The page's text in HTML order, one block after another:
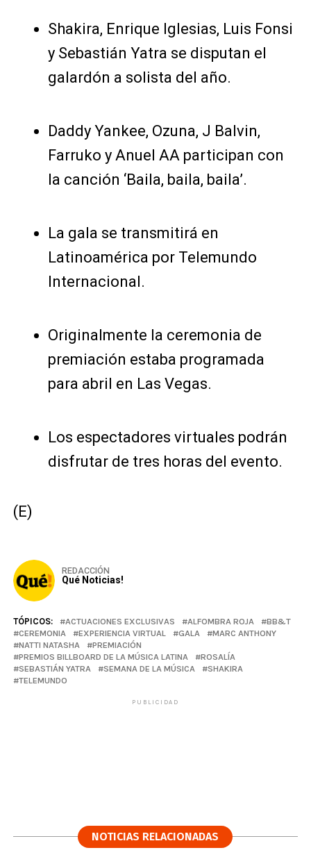
Shakira, Enrique Iglesias, Luis Fonsi
y Sebastián Yatra se disputan el
galardón a solista del año.
Daddy Yankee, Ozuna, J Balvin,
Farruko y Anuel AA participan con
la canción ‘Baila, baila, baila’.
La gala se transmitirá en
Latinoamérica por Telemundo
Internacional.
Originalmente la ceremonia de
premiación estaba programada
para abril en Las Vegas.
Los espectadores virtuales podrán
disfrutar de tres horas del evento.
(E)
REDACCIÓN
Qué Noticias!
TÓPICOS: ACTUACIONES EXCLUSIVAS ALFOMBRA ROJA
BB&T
CEREMONIA
EXPERIENCIA VIRTUAL GALA
MARC ANTHONY
NATTI NATASHA
PREMIACIÓN
PREMIOS BILLBOARD DE LA MÚSICA LATINA
ROSALÍA
SEBASTIÁN YATRA
SEMANA DE LA MÚSICA
SHAKIRA
TELEMUNDO
PUBLICIDAD
NOTICIAS RELACIONADAS